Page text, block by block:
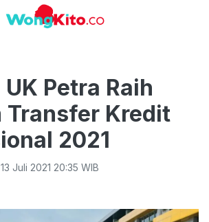
Petra Raih
Transfer Kredit
2021
13 Juli 2021 20:35 WIB